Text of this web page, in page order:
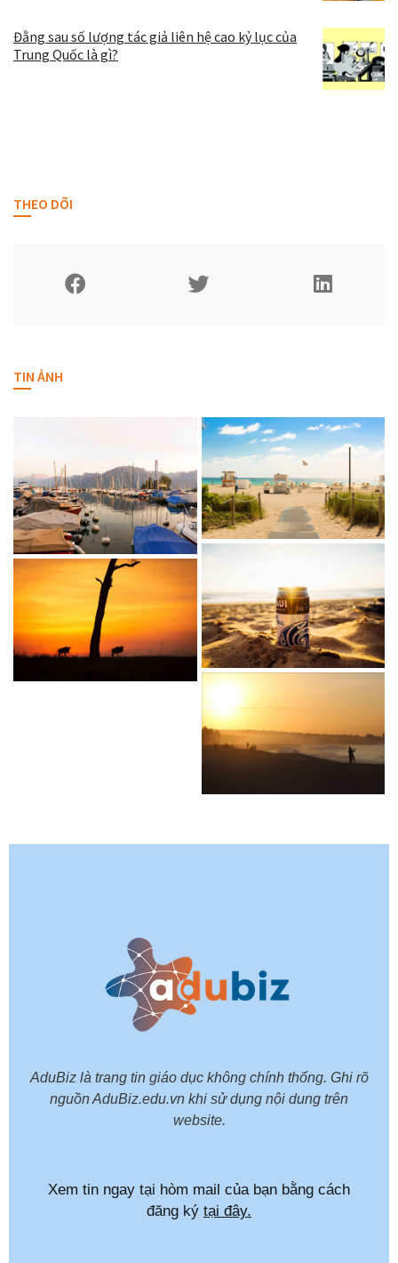
Đằng sau số lượng tác giả liên hệ cao kỷ lục của
Trung Quốc là gì?
THEO DÕI
TIN ẢNH
AduBiz là trang tin giáo dục không chính thống. Ghi rõ
nguồn AduBiz.edu.vn khi sử dụng nội dung trên
website.
Xem tin ngay tại hòm mail của bạn bằng cách
đăng ký tại đây.